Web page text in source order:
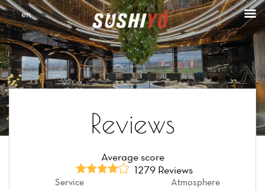
en
Reviews
Average score
1279 Reviews
Service Atmosphere
Cookies management panel